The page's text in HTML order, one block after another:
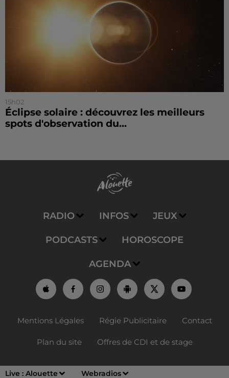
Live : Alouette Webradios
15h02
Éclipse solaire : découvrez les meilleurs
spots d'observation du...
RADIO INFOS JEUX
PODCASTS HOROSCOPE
AGENDA
Mentions Légales Régie Publicitaire Contact
Plan du site Offres de CDI et de stage